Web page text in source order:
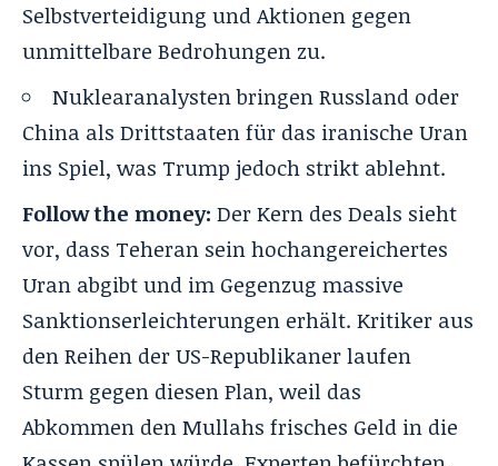
Selbstverteidigung und Aktionen gegen
unmittelbare Bedrohungen zu.
Nuklearanalysten bringen Russland oder
China als Drittstaaten für das iranische Uran
ins Spiel, was Trump jedoch strikt ablehnt.
Follow the money: Der Kern des Deals sieht
vor, dass Teheran sein hochangereichertes
Uran abgibt und im Gegenzug massive
Sanktionserleichterungen erhält. Kritiker aus
den Reihen der US-Republikaner laufen
Sturm gegen diesen Plan, weil das
Abkommen den Mullahs frisches Geld in die